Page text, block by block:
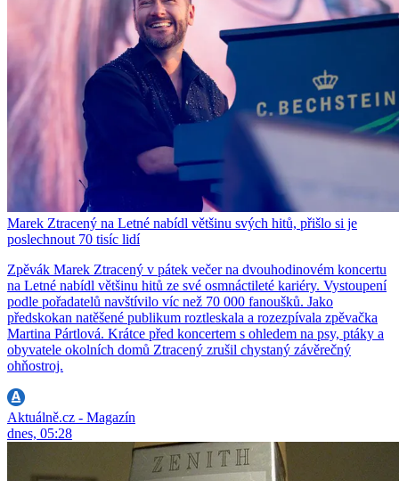
Marek Ztracený na Letné nabídl většinu svých hitů, přišlo si je
poslechnout 70 tisíc lidí
Zpěvák Marek Ztracený v pátek večer na dvouhodinovém koncertu
na Letné nabídl většinu hitů ze své osmnáctileté kariéry. Vystoupení
podle pořadatelů navštívilo víc než 70 000 fanoušků. Jako
předskokan natěšené publikum roztleskala a rozezpívala zpěvačka
Martina Pártlová. Krátce před koncertem s ohledem na psy, ptáky a
obyvatele okolních domů Ztracený zrušil chystaný závěrečný
ohňostroj.
Aktuálně.cz - Magazín
dnes, 05:28